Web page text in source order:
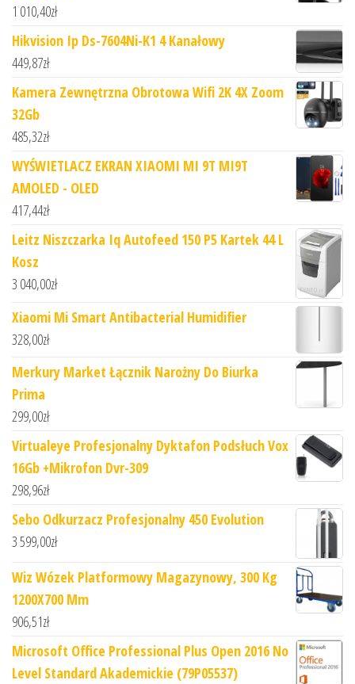
1 010,40zł
Hikvision Ip Ds-7604Ni-K1 4 Kanałowy
449,87zł
Kamera Zewnętrzna Obrotowa Wifi 2K 4X Zoom
32Gb
485,32zł
WYŚWIETLACZ EKRAN XIAOMI MI 9T MI9T
AMOLED - OLED
417,44zł
Leitz Niszczarka Iq Autofeed 150 P5 Kartek 44 L
Kosz
3 040,00zł
Xiaomi Mi Smart Antibacterial Humidifier
328,00zł
Merkury Market Łącznik Narożny Do Biurka
Prima
299,00zł
Virtualeye Profesjonalny Dyktafon Podsłuch Vox
16Gb +Mikrofon Dvr-309
298,96zł
Sebo Odkurzacz Profesjonalny 450 Evolution
3 599,00zł
Wiz Wózek Platformowy Magazynowy, 300 Kg
1200X700 Mm
906,51zł
Microsoft Office Professional Plus Open 2016 No
Level Standard Akademickie (79P05537)